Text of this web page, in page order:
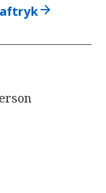
arrow_forward